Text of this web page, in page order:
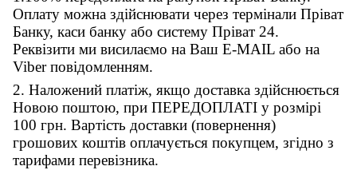
Оплату можна здійснювати через термінали Пріват
Банку, каси банку або систему Пріват 24.
Реквізити ми висилаємо на Ваш E-MAIL або на
Viber повідомленням.
2. Наложений платіж, якщо доставка здійснюється
Новою поштою, при ПЕРЕДОПЛАТІ у розмірі
100 грн. Вартість доставки (повернення)
грошових коштів оплачується покупцем, згідно з
тарифами перевізника.